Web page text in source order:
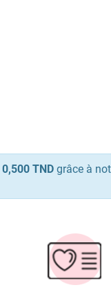
0,500 TND grâce à